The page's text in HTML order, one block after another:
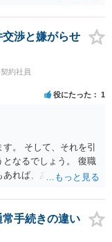
渉と嫌がらせ
約社員
役にたった 1
。 そして、それを引
となるでしょう。 復職
あれば、あなたがご自
、出勤日時の設定く
。手続きの違い